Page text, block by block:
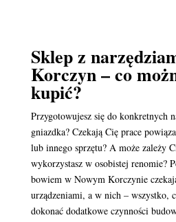
Sklep z
Korczyn – co
kupić?
Przygotowujesz się do konkretnych
gniazdka? Czekają Cię prace
lub innego sprzętu? A może zależy
wykorzystasz w osobistej renomie?
bowiem w Nowym Korczynie
urządzeniami, a w nich – wszystko,
dokonać dodatkowe czynności